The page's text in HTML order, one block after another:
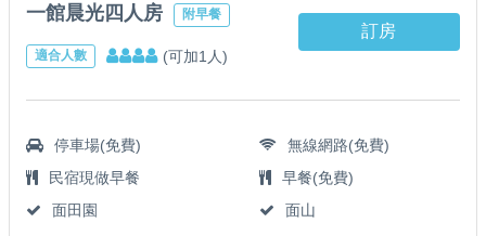
一館晨光四人房 附早餐
適合人數 (可加1人)
訂房
停車場(免費)
無線網路(免費)
民宿現做早餐
早餐(免費)
面田園
面山